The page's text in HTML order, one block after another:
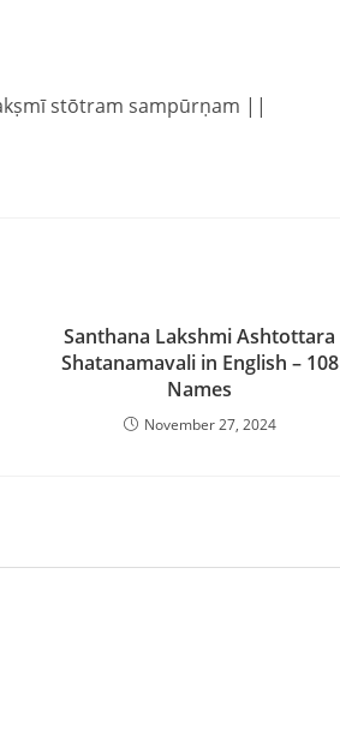
stōtram sampūrṇam ||
Santhana Lakshmi Ashtottara
Shatanamavali in English – 108
Names
November 27, 2024